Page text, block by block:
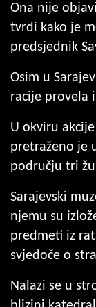
Ona nije
tvrdi kako je
predsjednik
Osim u
racije provela
U okviru
pretraženo je
području tri
Sarajevski
njemu su
predmeti iz
svjedoče o
Nalazi se u